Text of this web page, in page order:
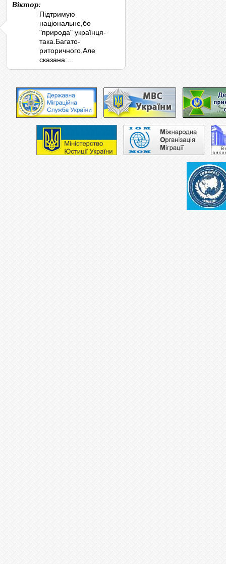
Віктор:
Підтримую
національне,бо
"природа" українця-
така.Багато-
риторичного.Але
сказана:...